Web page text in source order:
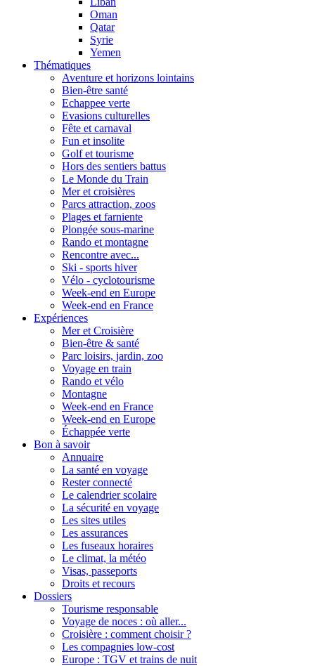
Oman
Qatar
Syrie
Yemen
Thématiques
Aventure et horizons lointains
Bien-être santé
Echappee verte
Evasions culturelles
Fête et carnaval
Fun et insolite
Golf et tourisme
Hors des sentiers battus
Le Monde du Train
Mer et croisières
Parcs attraction, zoos
Plages et farniente
Plongée sous-marine
Rando et montagne
Rencontre avec...
Ski - sports hiver
Vélo - cyclotourisme
Week-end en Europe
Week-end en France
Expériences
Mer et Croisière
Bien-être & santé
Parc loisirs, jardin, zoo
Voyage en train
Rando et vélo
Montagne
Week-end en France
Week-end en Europe
Échappée verte
Bon à savoir
Annuaire
La santé en voyage
Rester connecté
Le calendrier scolaire
La sécurité en voyage
Les sites utiles
Les assurances
Les fuseaux horaires
Le climat, la météo
Visas, passeports
Droits et recours
Dossiers
Tourisme responsable
Voyage de noces : où aller...
Croisière : comment choisir ?
Les compagnies low-cost
Europe : TGV et trains de nuit